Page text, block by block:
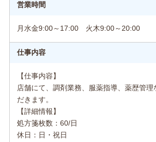
営業時間
月水金9:00～17:00 火木9:00～20:00
仕事内容
【仕事内容】
店舗にて、調剤業務、服薬指導、薬歴管理
だきます。
【詳細情報】
処方箋枚数：60/日
休日：日・祝日